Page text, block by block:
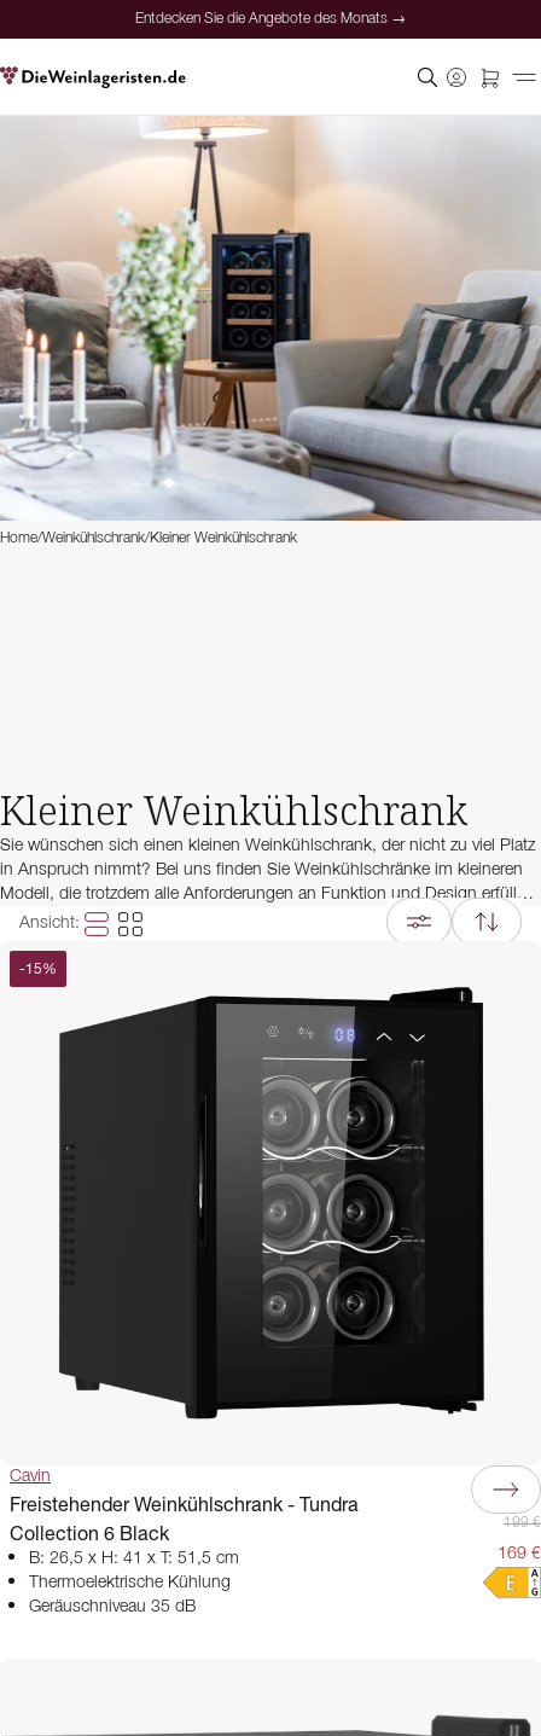
Entdecken Sie die Angebote des Monats →
Home/Weinkühlschrank/Kleiner Weinkühlschrank
Kleiner Weinkühlschrank
Sie wünschen sich einen kleinen Weinkühlschrank, der nicht zu viel Platz
in Anspruch nimmt? Bei uns finden Sie Weinkühlschränke im kleineren
Modell, die trotzdem alle Anforderungen an Funktion und Design erfüllen.
Hier haben wir alle kleinen freistehenden Weinkühlschränke für Sie
Freistehende kleine Weinkühlschränke dürfen nicht eingebaut werden.
Falls Sie auf der Suche nach einem kleinen oder schmalen Unterbau-
Weinkühlschrank sind, haben wir eine Auswahl von 15 cm breiten
Weinkühlschränken oder 30 cm breiten Weinkühlschränken, die auf Sie
Ansicht:
-15%
Cavin
Freistehender Weinkühlschrank - Tundra
Collection 6 Black
B: 26,5 x H: 41 x T: 51,5 cm
Thermoelektrische Kühlung
Geräuschniveau 35 dB
199 €
169 €